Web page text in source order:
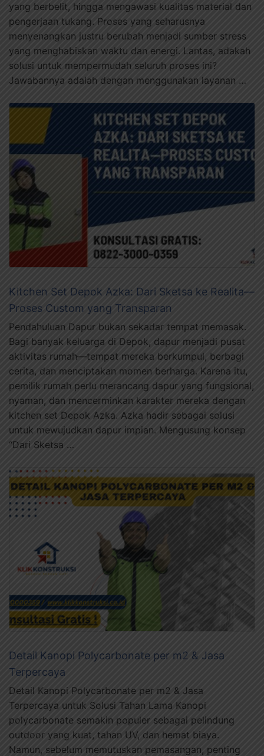
yang berbelit, hingga mengawasi kualitas material dan
pengerjaan tukang. Proses yang seharusnya
menyenangkan justru berubah menjadi sumber stress
yang menghabiskan waktu dan energi. Lantas, adakah
solusi untuk mempermudah seluruh proses ini?
Jawabannya adalah dengan menggunakan layanan …
Kitchen Set Depok Azka: Dari Sketsa ke Realita—
Proses Custom yang Transparan
Pendahuluan Dapur bukan sekadar tempat memasak.
Bagi banyak keluarga di Depok, dapur menjadi pusat
aktivitas rumah—tempat mereka berkumpul, berbagi
cerita, dan menciptakan momen berharga. Karena itu,
pemilik rumah perlu merancang dapur yang fungsional,
nyaman, dan mencerminkan karakter mereka dengan
kitchen set Depok Azka. Azka hadir sebagai solusi
untuk mewujudkan dapur impian. Mengusung konsep
“Dari Sketsa …
Detail Kanopi Polycarbonate per m2 & Jasa
Terpercaya
Detail Kanopi Polycarbonate per m2 & Jasa
Terpercaya untuk Solusi Tahan Lama Kanopi
polycarbonate semakin populer sebagai pelindung
outdoor yang kuat, tahan UV, dan hemat biaya.
Namun, sebelum memutuskan pemasangan, penting